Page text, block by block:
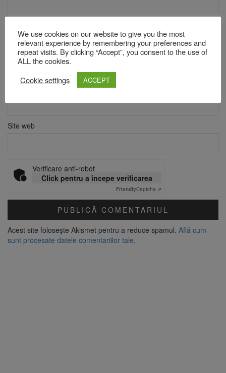
Nume*
Email*
Site web
Verificare anti-robot
Click pentru a începe verificarea
FriendlyCaptcha ⇗
Acest site folosește Akismet pentru a reduce spamul. Află cum
sunt procesate datele comentariilor tale.
We use cookies on our website to give you the most
relevant experience by remembering your preferences and
repeat visits. By clicking “Accept”, you consent to the use of
ALL the cookies.
Cookie settings
ACCEPT